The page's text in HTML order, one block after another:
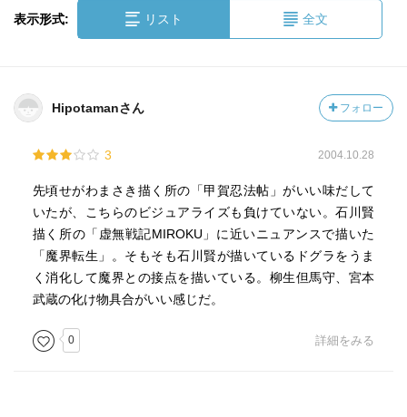
表示形式: リスト 全文
Hipotamanさん フォロー
3 2004.10.28
先頃せがわまさき描く所の「甲賀忍法帖」がいい味だして
いたが、こちらのビジュアライズも負けていない。石川賢
描く所の「虚無戦記MIROKU」に近いニュアンスで描いた
「魔界転生」。そもそも石川賢が描いているドグラをうま
く消化して魔界との接点を描いている。柳生但馬守、宮本
武蔵の化け物具合がいい感じだ。
0 詳細をみる